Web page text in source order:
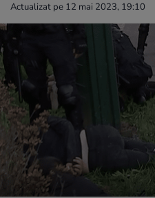
Actualizat pe 12 mai 2023, 19:10